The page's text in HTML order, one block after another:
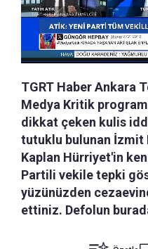
TGRT Haber Ankara
Medya Kritik
dikkat çeken kulis
tutuklu bulunan İzmit
Kaplan Hürriyet'in
Partili vekile tepki
yüzünüzden
ettiniz. Defolun